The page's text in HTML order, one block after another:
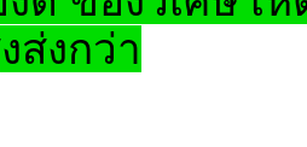
ส่งกว่า